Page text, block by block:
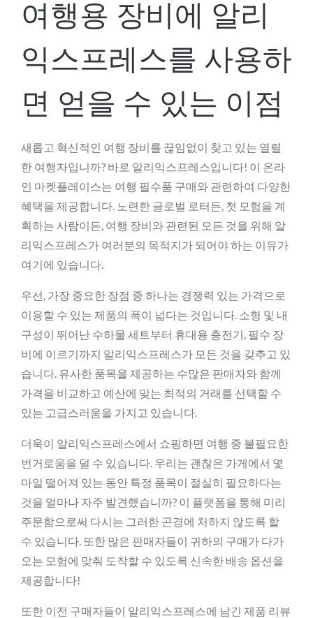
여행용 장비에 알리
익스프레스를 사용하
면 얻을 수 있는 이점
새롭고 혁신적인 여행 장비를 끊임없이 찾고 있는 열렬
한 여행자입니까? 바로 알리익스프레스입니다! 이 온라
인 마켓플레이스는 여행 필수품 구매와 관련하여 다양한
혜택을 제공합니다. 노련한 글로벌 로터든, 첫 모험을 계
획하는 사람이든, 여행 장비와 관련된 모든 것을 위해 알
리익스프레스가 여러분의 목적지가 되어야 하는 이유가
여기에 있습니다.
우선, 가장 중요한 장점 중 하나는 경쟁력 있는 가격으로
이용할 수 있는 제품의 폭이 넓다는 것입니다. 소형 및 내
구성이 뛰어난 수하물 세트부터 휴대용 충전기, 필수 장
비에 이르기까지 알리익스프레스가 모든 것을 갖추고 있
습니다. 유사한 품목을 제공하는 수많은 판매자와 함께
가격을 비교하고 예산에 맞는 최적의 거래를 선택할 수
있는 고급스러움을 가지고 있습니다.
더욱이 알리익스프레스에서 쇼핑하면 여행 중 불필요한
번거로움을 덜 수 있습니다. 우리는 괜찮은 가게에서 몇
마일 떨어져 있는 동안 특정 품목이 절실히 필요하다는
것을 얼마나 자주 발견했습니까? 이 플랫폼을 통해 미리
주문함으로써 다시는 그러한 곤경에 처하지 않도록 할
수 있습니다. 또한 많은 판매자들이 귀하의 구매가 다가
오는 모험에 맞춰 도착할 수 있도록 신속한 배송 옵션을
제공합니다!
또한 이전 구매자들이 알리익스프레스에 남긴 제품 리뷰